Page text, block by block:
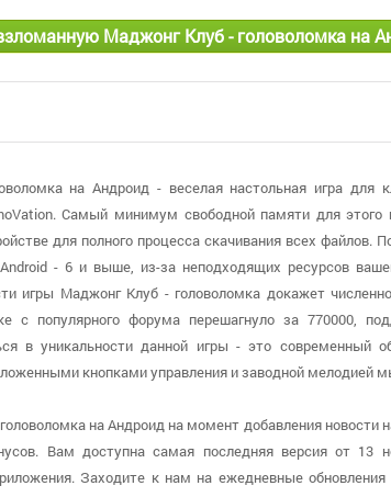
Маджонг Клуб - головоломка на
на Андроид - веселая настольная игра для
Самый минимум свободной памяти для
для полного процесса скачивания всех файлов.
- 6 и выше, из-за неподходящих ресурсов
игры Маджонг Клуб - головоломка докажет
с популярного форума перешагнуло за 770000,
в уникальности данной игры - это современный
кнопками управления и заводной мелодией
на Андроид на момент добавления новости
Вам доступна самая последняя версия от 13
Заходите к нам на ежедневные обновления